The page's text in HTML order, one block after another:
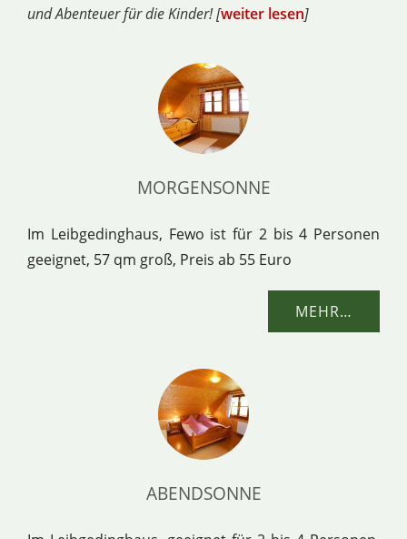
und Abenteuer für die Kinder! [weiter lesen]
MORGENSONNE
Im Leibgedinghaus, Fewo ist für 2 bis 4 Personen
geeignet, 57 qm groß, Preis ab 55 Euro
MEHR…
ABENDSONNE